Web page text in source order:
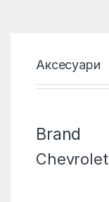
Аксесуари
Brand
Chevrolet